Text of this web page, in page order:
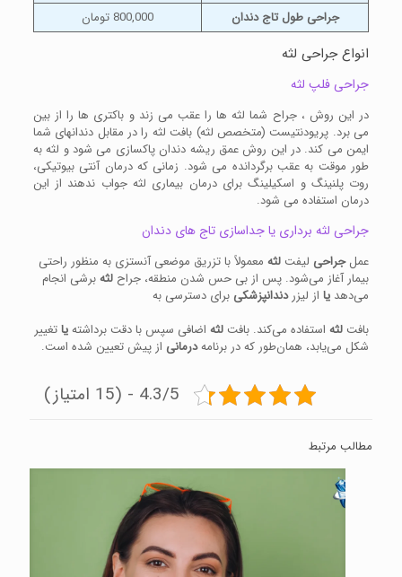
جراحی طول تاج دندان
800,000 تومان
انواع جراحی لثه
جراحی فلپ لثه
در این روش ، جراح شما لثه ها را عقب می زند و باکتری ها را از بین
می برد. پریودنتیست (متخصص لثه) بافت لثه را در مقابل دندانهای شما
ایمن می کند. در این روش عمق ریشه دندان پاکسازی می شود و لثه به
طور موقت به عقب برگردانده می شود. زمانی که درمان آنتی بیوتیکی،
روت پلنینگ و اسکیلینگ برای درمان بیماری لثه جواب ندهند از این
درمان استفاده می شود.
جراحی لثه برداری یا جداسازی تاج های دندان
عملجراحی لیفت لثهمعمولاً با تزریق موضعی آنستزی به منظور راحتی
بیمار آغاز می‌شود. پس از بی حس شدن منطقه، جراح لثهبرشی انجام
می‌دهد یااز لیزردندانپزشکی برای دسترسی به
بافت لثهاستفاده می‌کند. بافت لثهاضافی سپس با دقت برداشتهیاتغییر
شکل می‌یابد، همان‌طور که در برنامهدرمانی از پیش تعیین شده است.
4.3/5 - (15 امتیاز)
مطالب مرتبط